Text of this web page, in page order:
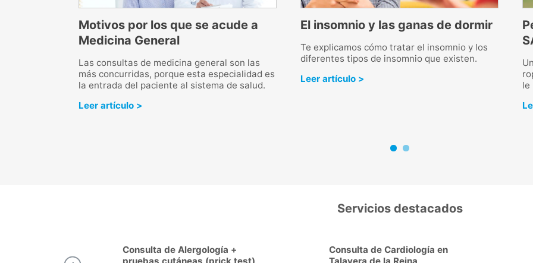
Motivos por los que se acude a
Medicina General
Las consultas de medicina general son las
más concurridas, porque esta especialidad es
la entrada del paciente al sistema de salud.
Leer artículo >
El insomnio y las ganas de dormir
Te explicamos cómo tratar el insomnio y los
diferentes tipos de insomnio que existen.
Leer artículo >
le
Servicios destacados
Consulta de Cardiología en
Ecocardiograma + Doppler